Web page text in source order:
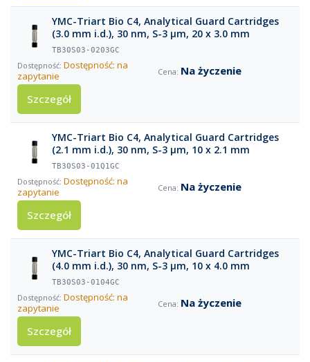
YMC-Triart Bio C4, Analytical Guard Cartridges
(3.0 mm i.d.), 30 nm, S-3 µm, 20 x 3.0 mm
TB30S03-0203GC
Dostępność: na
zapytanie
Na życzenie
Szczegół
YMC-Triart Bio C4, Analytical Guard Cartridges
(2.1 mm i.d.), 30 nm, S-3 µm, 10 x 2.1 mm
TB30S03-01Q1GC
Dostępność: na
zapytanie
Na życzenie
Szczegół
YMC-Triart Bio C4, Analytical Guard Cartridges
(4.0 mm i.d.), 30 nm, S-3 µm, 10 x 4.0 mm
TB30S03-0104GC
Dostępność: na
zapytanie
Na życzenie
Szczegół